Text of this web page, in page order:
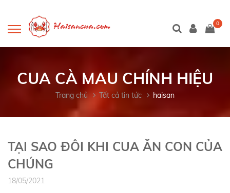
0
CUA CÀ MAU CHÍNH HIỆU
Trang chủ Tất cả tin tức haisan
TẠI SAO ĐÔI KHI CUA ĂN CON CỦA
CHÚNG
18/05/2021